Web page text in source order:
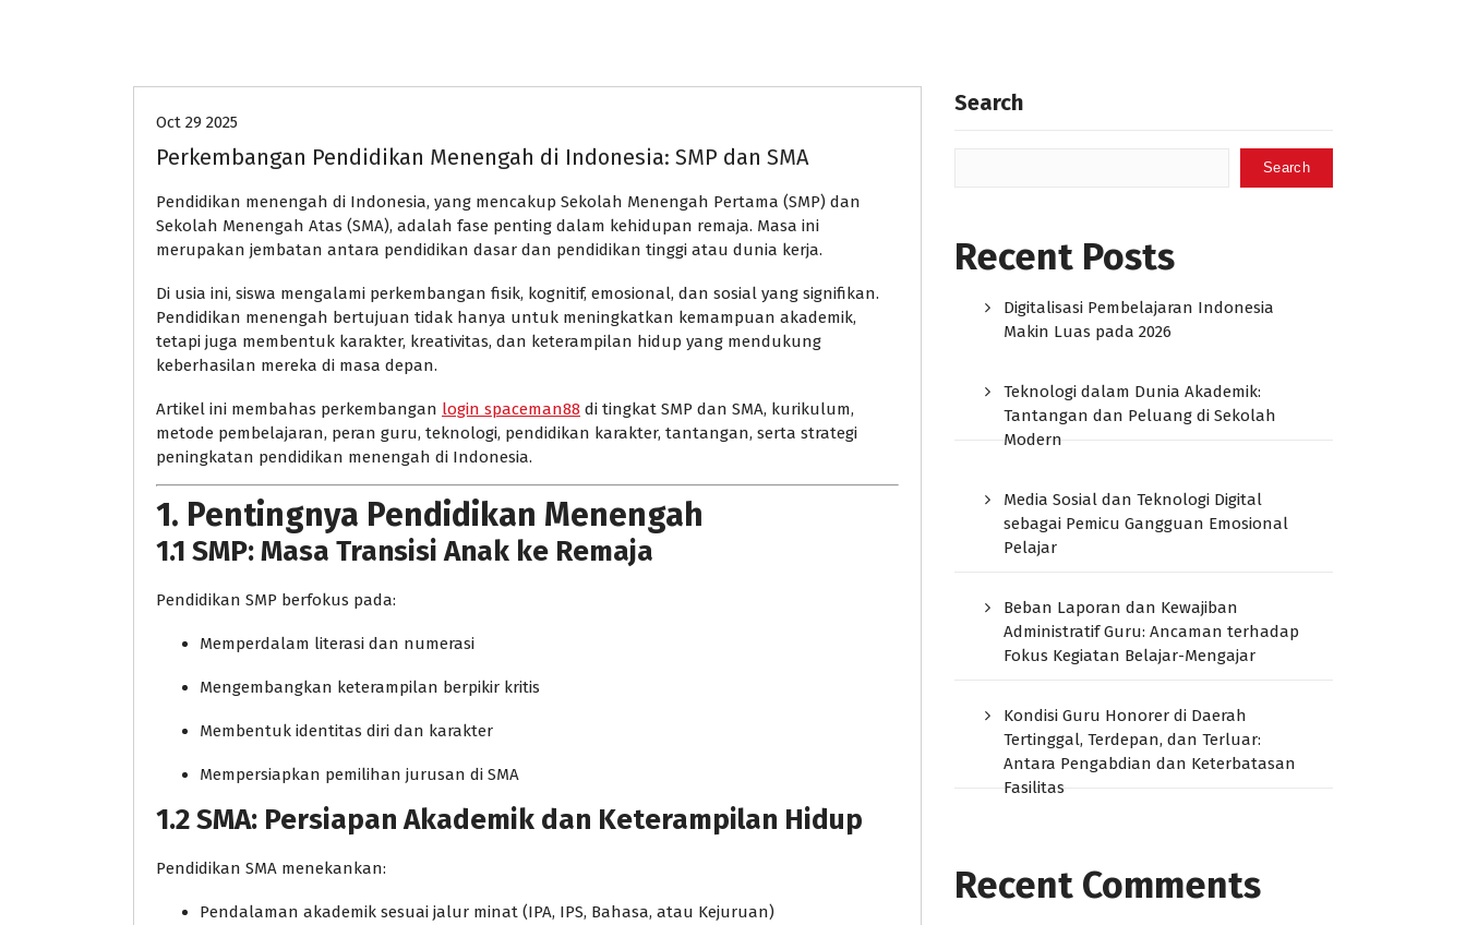
Oct 29 2025
Perkembangan Pendidikan Menengah di Indonesia: SMP dan SMA
Pendidikan menengah di Indonesia, yang mencakup Sekolah Menengah Pertama (SMP) dan
Sekolah Menengah Atas (SMA), adalah fase penting dalam kehidupan remaja. Masa ini
merupakan jembatan antara pendidikan dasar dan pendidikan tinggi atau dunia kerja.
Di usia ini, siswa mengalami perkembangan fisik, kognitif, emosional, dan sosial yang signifikan.
Pendidikan menengah bertujuan tidak hanya untuk meningkatkan kemampuan akademik,
tetapi juga membentuk karakter, kreativitas, dan keterampilan hidup yang mendukung
keberhasilan mereka di masa depan.
Artikel ini membahas perkembangan login spaceman88 di tingkat SMP dan SMA, kurikulum,
metode pembelajaran, peran guru, teknologi, pendidikan karakter, tantangan, serta strategi
peningkatan pendidikan menengah di Indonesia.
1. Pentingnya Pendidikan Menengah
1.1 SMP: Masa Transisi Anak ke Remaja
Pendidikan SMP berfokus pada:
Memperdalam literasi dan numerasi
Mengembangkan keterampilan berpikir kritis
Membentuk identitas diri dan karakter
Mempersiapkan pemilihan jurusan di SMA
1.2 SMA: Persiapan Akademik dan Keterampilan Hidup
Pendidikan SMA menekankan:
Pendalaman akademik sesuai jalur minat (IPA, IPS, Bahasa, atau Kejuruan)
Search
Search
Recent Posts
Digitalisasi Pembelajaran Indonesia
Makin Luas pada 2026
Teknologi dalam Dunia Akademik:
Tantangan dan Peluang di Sekolah
Modern
Media Sosial dan Teknologi Digital
sebagai Pemicu Gangguan Emosional
Pelajar
Beban Laporan dan Kewajiban
Administratif Guru: Ancaman terhadap
Fokus Kegiatan Belajar-Mengajar
Kondisi Guru Honorer di Daerah
Tertinggal, Terdepan, dan Terluar:
Antara Pengabdian dan Keterbatasan
Fasilitas
Recent Comments